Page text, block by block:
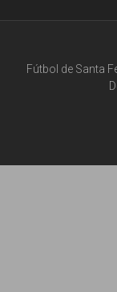
Fútbol de Santa